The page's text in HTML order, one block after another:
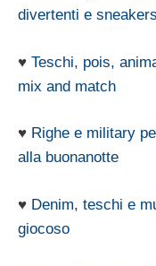
divertenti e
♥ Teschi, pois,
mix and match
♥ Righe e military
alla buonanotte
♥ Denim, teschi e
giocoso